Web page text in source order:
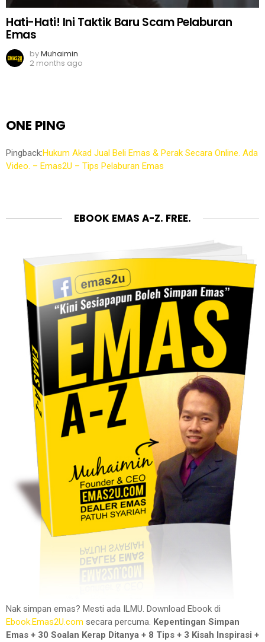
Hati-Hati! Ini Taktik Baru Scam Pelaburan
Emas
byMuhaimin
2 months ago
ONE PING
Pingback:Hukum Akad Jual Beli Emas & Perak Secara Online. Ada
Video. – Emas2U – Tips Pelaburan Emas
EBOOK EMAS A-Z. FREE.
Nak simpan emas? Mesti ada ILMU. Download Ebook di
Ebook.Emas2U.com secara percuma. Kepentingan Simpan
Emas + 30 Soalan Kerap Ditanya + 8 Tips + 3 Kisah Inspirasi +